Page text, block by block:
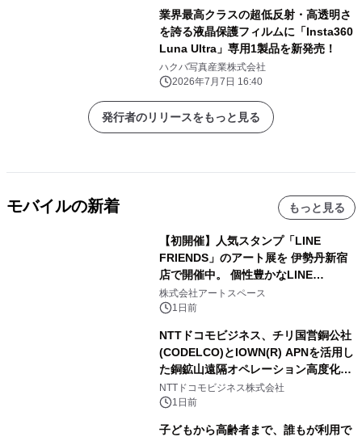
業界最高クラスの超低反射・高透明さ
を誇る液晶保護フィルムに「Insta360
Luna Ultra」専用1製品を新発売！
ハクバ写真産業株式会社
2026年7月7日 16:40
発行者のリリースをもっと見る
モバイルの新着 もっと見る
【初開催】人気スタンプ「LINE
FRIENDS」のアート展を 伊勢丹新宿
店で開催中。 個性豊かなLINE
FRIENDSの仲間たちが インテリアア
ートとして新たな魅力を発信。
株式会社アートスペース
1日前
NTTドコモビジネス、チリ国営銅公社
(CODELCO)とIOWN(R) APNを活用し
た銅鉱山遠隔オペレーション高度化に
向けた調査・実証を開始
NTTドコモビジネス株式会社
1日前
子どもから高齢者まで、誰もが利用で